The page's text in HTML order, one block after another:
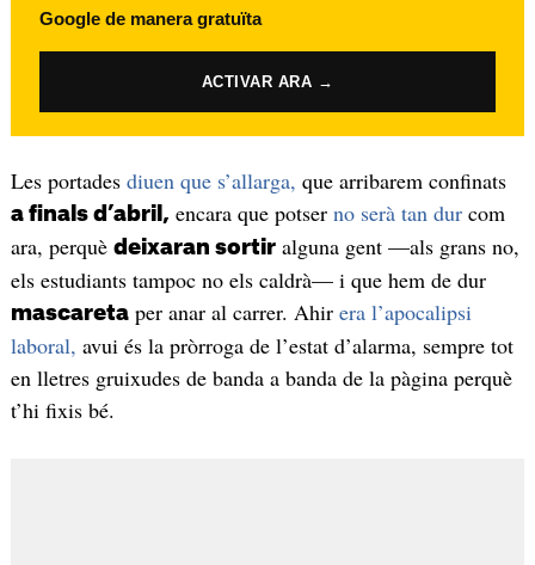
Google de manera gratuïta
ACTIVAR ARA →
Les portades diuen que s’allarga, que arribarem confinats
a finals d’abril, encara que potser no serà tan durcom
ara, perquè deixaran sortiralguna gent —als grans no,
els estudiants tampoc no els caldrà— i que hem de dur
mascaretaper anar al carrer. Ahir era l’apocalipsi
laboral, avui és la pròrroga de l’estat d’alarma, sempre tot
en lletres gruixudes de banda a banda de la pàgina perquè
t’hi fixis bé.